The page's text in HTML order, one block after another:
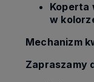
Koperta
w
Mechanizm
Zapraszamy